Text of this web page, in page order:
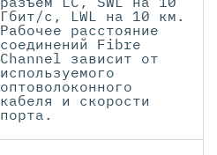
Гбит/с, LWL на 10 км.
Рабочее расстояние
соединений Fibre
Channel зависит от
используемого
оптоволоконного
кабеля и скорости
порта.